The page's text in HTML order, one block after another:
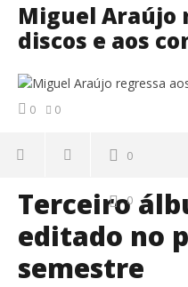
Miguel Araújo
discos e aos
0 0
0
0
Terceiro
editado no
semestre